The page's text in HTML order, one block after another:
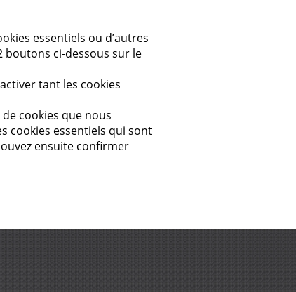
essentiels ou d’autres
boutons ci-dessous sur le
tant les cookies
cookies que nous
cookies essentiels qui sont
ensuite confirmer